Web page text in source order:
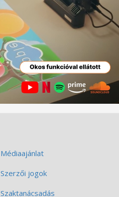
Médiaajánlat
Szerzői jogok
Szaktanácsadás